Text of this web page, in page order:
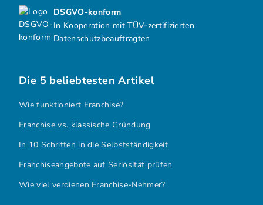
DSGVO-konform
In Kooperation mit TÜV-zertifizierten
Datenschutzbeauftragten
Die 5 beliebtesten Artikel
Wie funktioniert Franchise?
Franchise vs. klassische Gründung
In 10 Schritten in die Selbstständigkeit
Franchiseangebote auf Seriösität prüfen
Wie viel verdienen Franchise-Nehmer?